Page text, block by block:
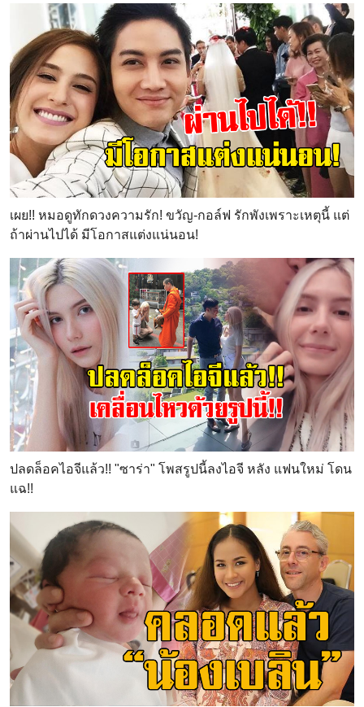
เผย!! หมอดูทักดวงความรัก! ขวัญ-กอล์ฟ รักพังเพราะเหตุนี้ แต่
ถ้าผ่านไปได้ มีโอกาสแต่งแน่นอน!
ปลดล็อคไอจีแล้ว!! "ซาร่า" โพสรูปนี้ลงไอจี หลัง แฟนใหม่ โดน
แฉ!!